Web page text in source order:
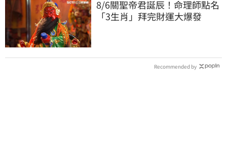
8/6關聖帝君誕辰！命理師點名
「3生肖」拜完財運大爆發
Recommended by